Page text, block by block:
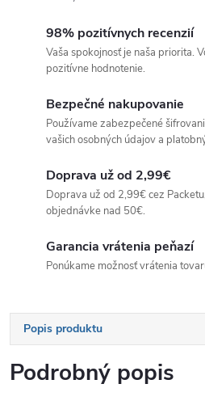
98% pozitívnych recenzií
Vaša spokojnosť je naša priorita.
pozitívne hodnotenie.
Bezpečné nakupovanie
Používame zabezpečené
vašich osobných údajov a
Doprava už od 2,99€
Doprava už od 2,99€ cez
objednávke nad 50€.
Garancia vrátenia peňazí
Ponúkame možnosť vrátenia
Popis produktu
Podrobný popis